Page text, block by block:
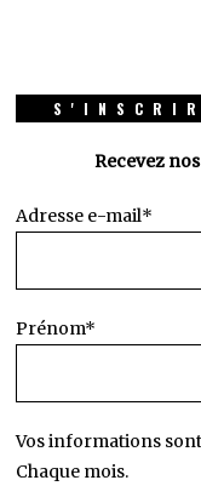
Recevez
Adresse e-mail*
Prénom*
Vos informations
Chaque mois.